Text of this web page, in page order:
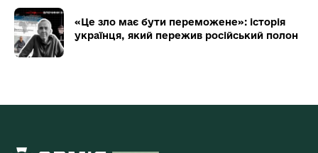
«Це зло має бути переможене»: історія
українця, який пережив російський полон